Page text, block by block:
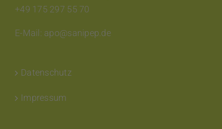
+49 175 297 55 70
E-Mail: apo@sanipep.de
Datenschutz
Impressum